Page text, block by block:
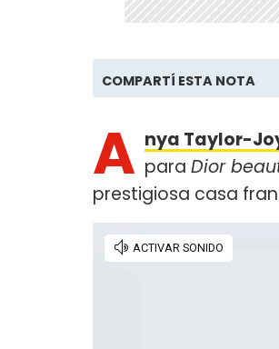
COMPARTÍ ESTA NOTA
A nya Taylor-
para Dior
prestigiosa casa